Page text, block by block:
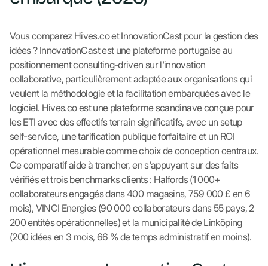
Vous comparez Hives.co et InnovationCast pour la gestion des
idées ? InnovationCast est une plateforme portugaise au
positionnement consulting-driven sur l'innovation
collaborative, particulièrement adaptée aux organisations qui
veulent la méthodologie et la facilitation embarquées avec le
logiciel. Hives.co est une plateforme scandinave conçue pour
les ETI avec des effectifs terrain significatifs, avec un setup
self-service, une tarification publique forfaitaire et un ROI
opérationnel mesurable comme choix de conception centraux.
Ce comparatif aide à trancher, en s'appuyant sur des faits
vérifiés et trois benchmarks clients : Halfords (1 000+
collaborateurs engagés dans 400 magasins, 759 000 £ en 6
mois), VINCI Energies (90 000 collaborateurs dans 55 pays, 2
200 entités opérationnelles) et la municipalité de Linköping
(200 idées en 3 mois, 66 % de temps administratif en moins).